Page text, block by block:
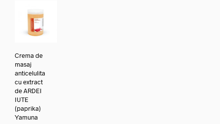
Crema de
masaj
anticelulita
cu extract
de ARDEI
IUTE
(paprika)
Yamuna